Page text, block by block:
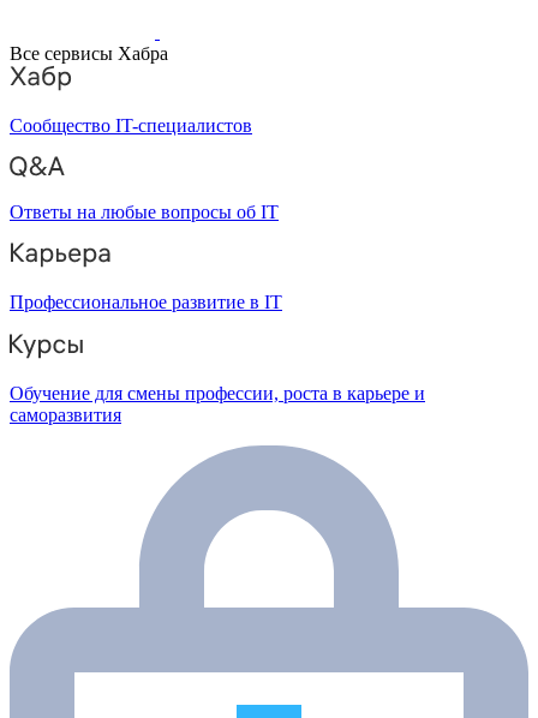
Все сервисы Хабра
Сообщество IT-специалистов
Ответы на любые вопросы об IT
Профессиональное развитие в IT
Обучение для смены профессии, роста в карьере и
саморазвития